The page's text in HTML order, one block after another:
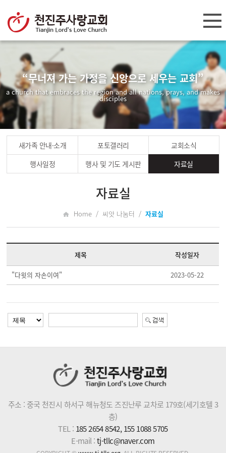
“무너져 가는 가정을 신앙으로 세우는 교회”
a church that embraces the region and all nations, prays, and makes
disciples
새가족 안내·소개 포토갤러리
교회소식
행사일정
행사 및 기도 게시판 자료실
자료실
Home / 씨앗 나눔터 / 자료실
제목 작성일자
"다윗의 자손이여" 2023-05-22
주소 : 중국 천진시 하서구 해뉴청도 즈진난루 교차로 179호(세기호텔 3
층)
TEL : 185 2654 8542, 155 1088 5705
E-mail :tj-tllc@naver.com